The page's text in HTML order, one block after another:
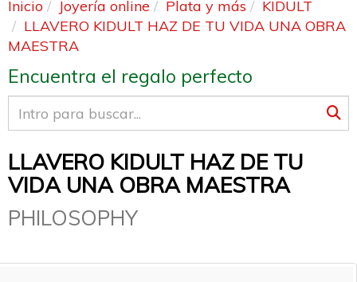
Inicio Joyería online Plata y más
KIDULT
LLAVERO KIDULT HAZ DE TU VIDA UNA OBRA
MAESTRA
Encuentra el regalo perfecto
LLAVERO KIDULT HAZ DE TU
VIDA UNA OBRA MAESTRA
PHILOSOPHY